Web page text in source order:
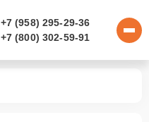
+7 (958) 295-29-36
+7 (800) 302-59-91